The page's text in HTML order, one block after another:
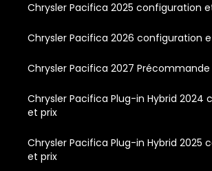
Chrysler Pacifica 2025 configuration
Chrysler Pacifica 2026 configuration
Chrysler Pacifica 2027 Précommande
Chrysler Pacifica Plug-in Hybrid 2024
et prix
Chrysler Pacifica Plug-in Hybrid 2025
et prix